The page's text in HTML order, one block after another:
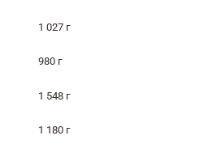
1 027 г
980 г
1 548 г
1 180 г